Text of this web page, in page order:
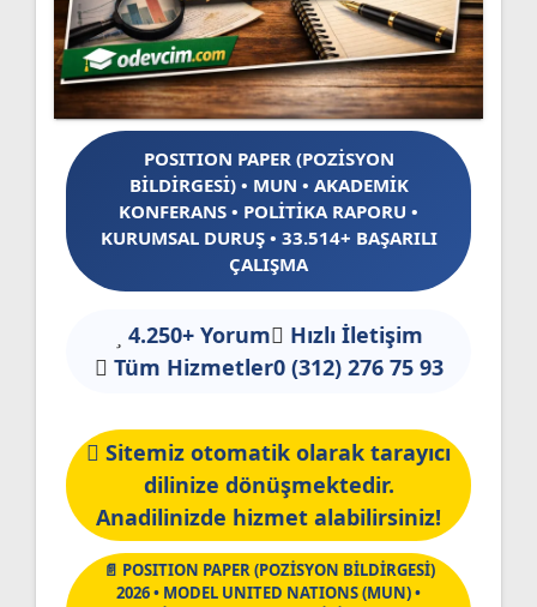
POSITION PAPER (POZİSYON
BİLDİRGESİ) • MUN • AKADEMİK
KONFERANS • POLİTİKA RAPORU •
KURUMSAL DURUŞ • 33.514+ BAŞARILI
ÇALIŞMA
4.250+ Yorum
Hızlı İletişim
Tüm Hizmetler0 (312) 276 75 93
Sitemiz otomatik olarak tarayıcı
dilinize dönüşmektedir.
Anadilinizde hizmet alabilirsiniz!
📄 POSITION PAPER (POZİSYON BİLDİRGESİ)
2026 • MODEL UNITED NATIONS (MUN) •